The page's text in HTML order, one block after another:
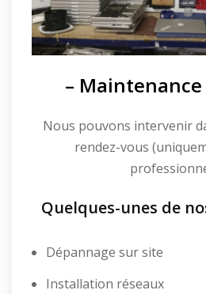
–
Nous pouvons intervenir
rendez-vous
Quelques-unes de
Dépannage sur site
Installation réseaux